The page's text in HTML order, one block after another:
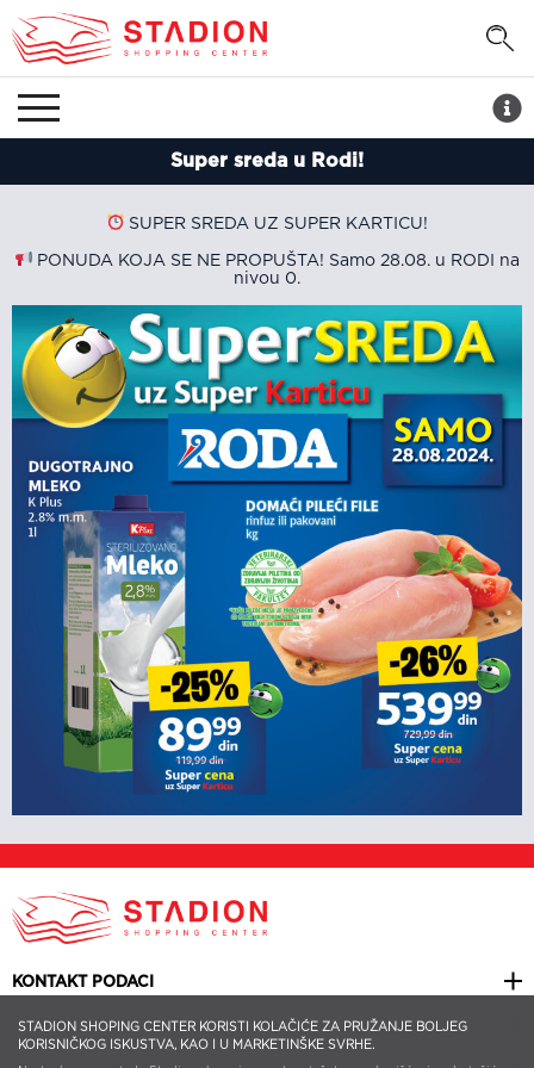
STADION SHOPING CENTER KORISTI KOLAČIĆE ZA PRUŽANJE BOLJEG
KORISNIČKOG ISKUSTVA, KAO I U MARKETINŠKE SVRHE.
Super sreda u Rodi!
SUPER SREDA UZ SUPER KARTICU!
PONUDA KOJA SE NE PROPUŠTA! Samo 28.08. u RODI na
nivou 0.
KONTAKT PODACI
KORISNI LINKOVI